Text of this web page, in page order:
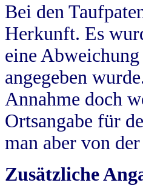
Bei den
Herkunft. Es
eine
angegeben
Annahme doch
Ortsangabe für
man aber von
Zusätzliche